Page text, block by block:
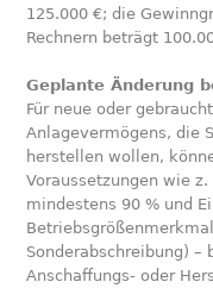
125.000 €; die
Rechnern beträgt
Geplante Änderung
Für neue oder
Anlagevermögens, die
herstellen wollen,
Voraussetzungen wie
mindestens 90 % und
Sonderabschreibung) –
Anschaffungs- oder